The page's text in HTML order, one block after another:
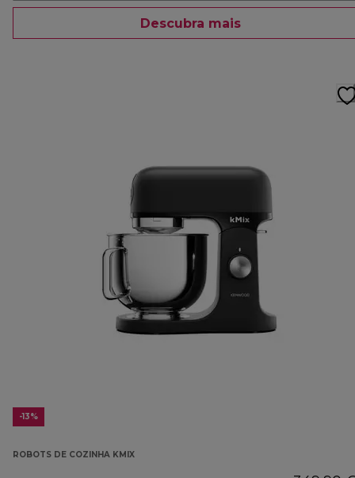
Descubra mais
-13%
ROBOTS DE COZINHA KMIX